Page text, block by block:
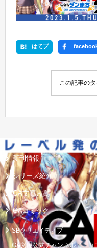
はてブ
この記事の
新刊情報
シリーズ紹介
GA文庫大賞
GAコミック
SBクリエイティブ
GA文庫公式チャンネル（ニコ